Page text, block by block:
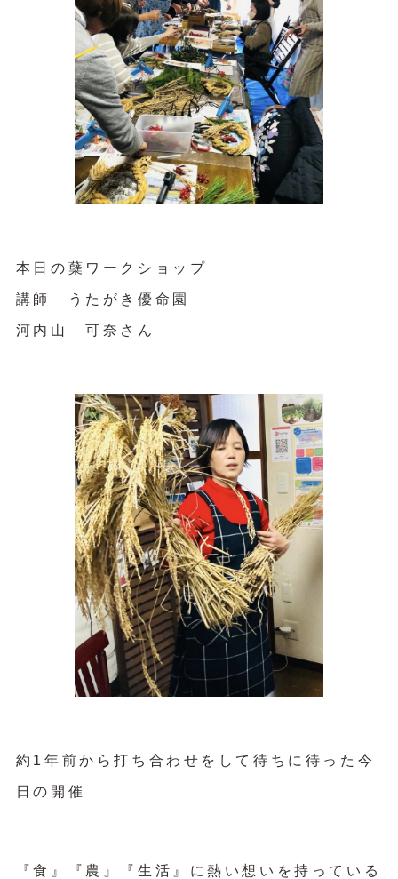
本日の蘖ワークショップ
講師 うたがき優命園
河内山 可奈さん
約1年前から打ち合わせをして待ちに待った今
日の開催
『食』『農』『生活』に熱い想いを持っている